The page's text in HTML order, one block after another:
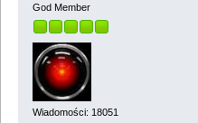
God Member
Wiadomości: 18051